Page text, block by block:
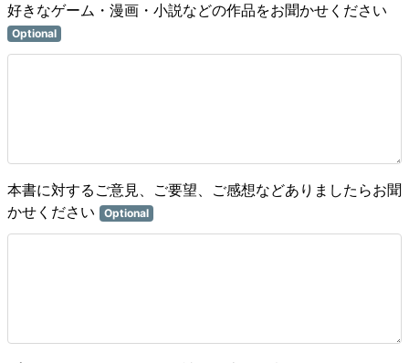
好きなゲーム・漫画・小説などの作品をお聞かせください
Optional
本書に対するご意見、ご要望、ご感想などありましたらお聞
かせください
Optional